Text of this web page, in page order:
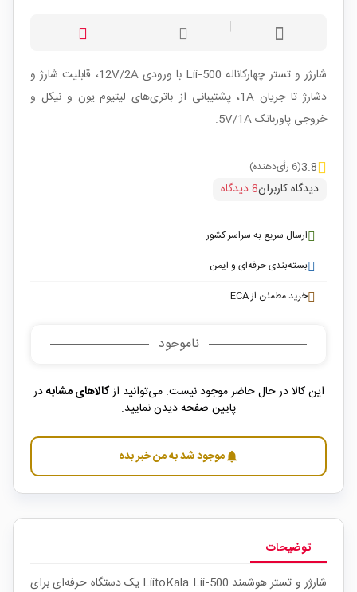
شارژر و تستر چهارکاناله Lii‑500 با ورودی 12V/2A، قابلیت شارژ و
دشارژ تا جریان 1A، پشتیبانی از باتری‌های لیتیوم‑یون و نیکل و
خروجی پاوربانک 5V/1A.
3.8(6 رأی‌دهنده)
دیدگاه کاربران8 دیدگاه
ارسال سریع به سراسر کشور
بسته‌بندی حرفه‌ای و ایمن
خرید مطمئن از ECA
ناموجود
این کالا در حال حاضر موجود نیست. می‌توانید ازکالاهای مشابهدر
پایین صفحه دیدن نمایید.
notificationsموجود شد به من خبر بده
توضیحات
شارژر و تستر هوشمند LiitoKala Lii‑500 یک دستگاه حرفه‌ای برای